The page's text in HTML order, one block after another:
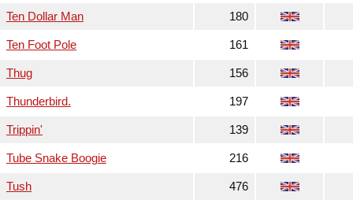
Ten Dollar Man 180
Ten Foot Pole 161
Thug 156
Thunderbird. 197
Trippin' 139
Tube Snake Boogie 216
Tush 476